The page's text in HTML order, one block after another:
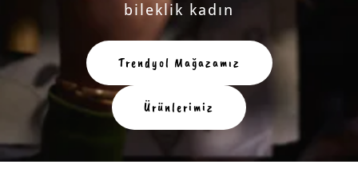
bileklik kadın
Trendyol Mağazamız
Ürünlerimiz